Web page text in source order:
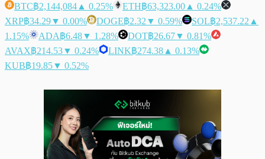
BTC฿2,144,084 ▲ 0.25% ETH฿63,323.00 ▲ 0.24%
XRP฿34.29▼ 0.00% DOGE฿2.32 ▼ 0.59% SOL฿2,537.22 ▲
1.15%
ADA฿6.48▼ 1.28% DOT฿26.67▼ 0.81%
AVAX฿214.53▼ 0.24% LINK฿274.38 ▲ 0.13%
KUB฿19.85▼ 0.52%